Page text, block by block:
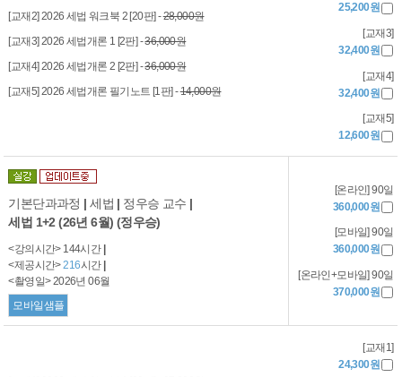
[교재2] 2026 세법 워크북 2 [20판] -28,000원
[교재3] 2026 세법개론 1 [2판] -36,000원
[교재4] 2026 세법개론 2 [2판] -36,000원
[교재5] 2026 세법개론 필기노트 [1판] -14,000원
25,200원
[교재3]
32,400원
[교재4]
32,400원
[교재5]
12,600원
기본단과과정 | 세법 | 정우승 교수 |
세법 1+2 (26년 6월) (정우승)
<강의시간> 144시간
<제공시간>216시간
<촬영일> 2026년 06월
모바일샘플
[온라인] 90일
360,000원
[모바일] 90일
360,000원
[온라인+모바일] 90일
370,000원
[교재1]
24,300원